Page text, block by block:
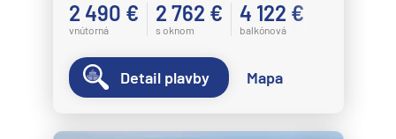
Explora V
Explora VI
Hapag-Lloyd Cruises
2 490 €
vnútorná
2 762 €
s oknom
4 122 €
balkónová
Detail plavby Mapa